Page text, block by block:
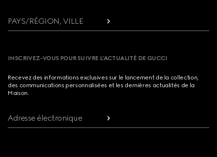
PAYS/RÉGION, VILLE
INSCRIVEZ-VOUS POUR SUIVRE L’ACTUALITÉ DE GUCCI
Recevez des informations exclusives sur le lancement de la collection,
des communications personnalisées et les dernières actualités de la
Maison.
Adresse électronique